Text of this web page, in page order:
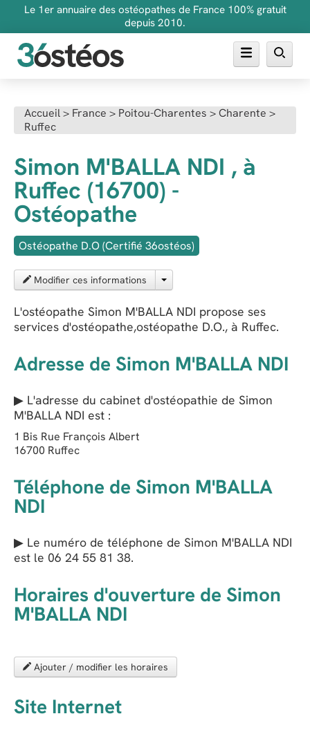
Le 1er annuaire des ostéopathes de France 100% gratuit
depuis 2010.
FAQ
Inscrire son cabinet
Accueil> France > Poitou-Charentes >Charente >
Ruffec
Simon M'BALLA NDI , à
Ruffec (16700) -
Ostéopathe
Ostéopathe D.O (Certifié 36ostéos)
Modifier ces informations
L'ostéopathe Simon M'BALLA NDI propose ses
services d'ostéopathe,ostéopathe D.O., à Ruffec.
Adresse de Simon M'BALLA NDI
▶ L'adresse du cabinet d'ostéopathie de Simon
M'BALLA NDI est :
1 Bis Rue François Albert
16700 Ruffec
Téléphone de Simon M'BALLA
NDI
▶ Le numéro de téléphone de Simon M'BALLA NDI
est le 06 24 55 81 38.
Horaires d'ouverture de Simon
M'BALLA NDI
Ajouter / modifier les horaires
Site Internet